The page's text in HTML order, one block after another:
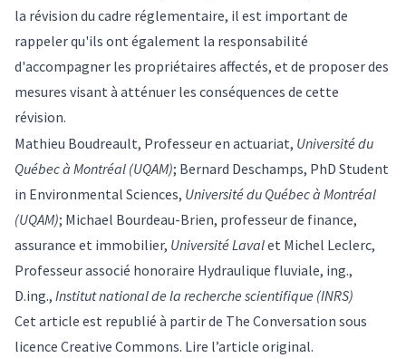
la révision du cadre réglementaire, il est important de
rappeler qu'ils ont également la responsabilité
d'accompagner les propriétaires affectés, et de proposer des
mesures visant à atténuer les conséquences de cette
révision.
Mathieu Boudreault, Professeur en actuariat, Université du
Québec à Montréal (UQAM); Bernard Deschamps, PhD Student
in Environmental Sciences, Université du Québec à Montréal
(UQAM); Michael Bourdeau-Brien, professeur de finance,
assurance et immobilier, Université Lavalet Michel Leclerc,
Professeur associé honoraire Hydraulique fluviale, ing.,
D.ing., Institut national de la recherche scientifique (INRS)
Cet article est republié à partir de The Conversation sous
licence Creative Commons. Lire l’article original.